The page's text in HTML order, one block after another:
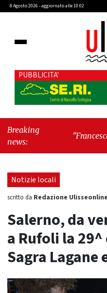
8 Agosto 2026 - aggiornato alle 10:02
PUBBLICITA'
Breaking
news:
"Francesco
Notizie locali
scritto da Redazione Ulisseonline
Salerno, da
a Rufoli la
Sagra Lagane